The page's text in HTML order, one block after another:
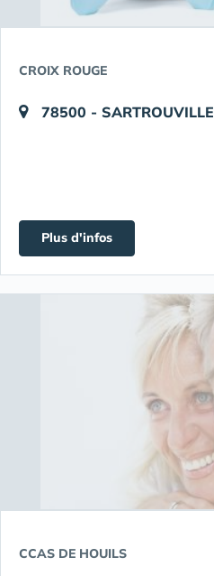
CROIX ROUGE
78500 - SARTROUVILLE
Plus d'infos
CCAS DE HOUILS